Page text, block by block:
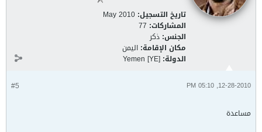
تاريخ التسجيل: May 2010
المشاركات: 77
الجنس: ذكر
مكان الإقامة: اليمن
الدولة: Yemen [YE]
#5 12-28-2010, 05:10 PM
مساعدة